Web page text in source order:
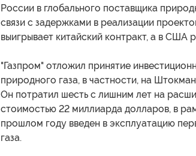
России в глобального поставщика
связи с задержками в реализации
выигрывает китайский контракт, а в США
"Газпром" отложил принятие
природного газа, в частности, на
Он потратил шесть с лишним лет на
стоимостью 22 миллиарда долларов, в
прошлом году введен в эксплуатацию
газа.